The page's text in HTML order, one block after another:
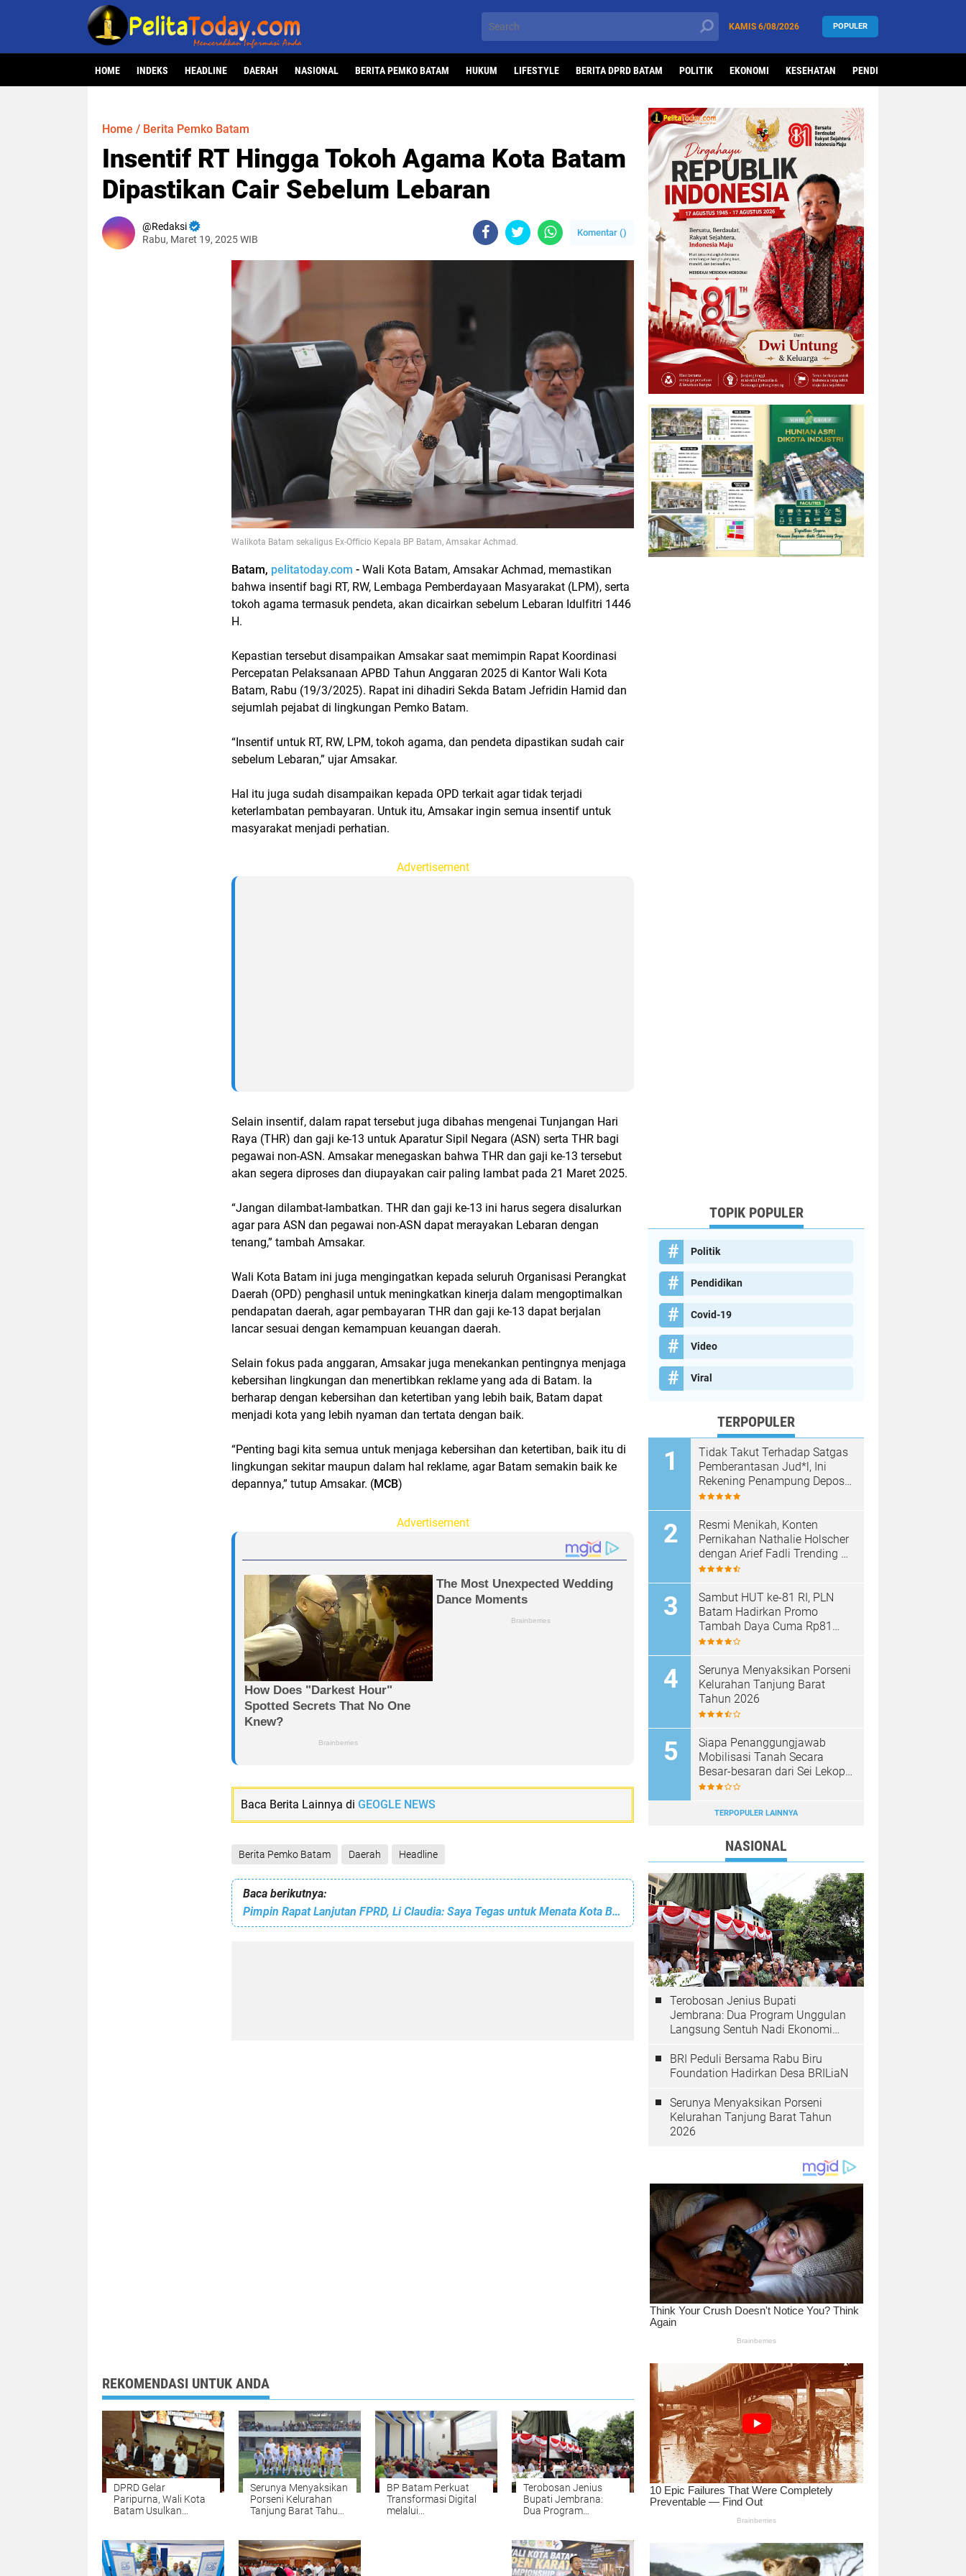
KAMIS 6/08/2026 POPULER
HOME INDEKS HEADLINE DAERAH NASIONAL BERITA PEMKO BATAM HUKUM LIFESTYLE BERITA DPRD BATAM POLITIK EKONOMI KESEHATAN PENDIDIKAN
Home / Berita Pemko Batam
Insentif RT Hingga Tokoh Agama Kota Batam
Dipastikan Cair Sebelum Lebaran
Redaksi
Rabu, Maret 19, 2025 WIB
Komentar ()
Walikota Batam sekaligus Ex-Officio Kepala BP Batam, Amsakar Achmad.
Batam, pelitatoday.com - Wali Kota Batam, Amsakar Achmad, memastikan
bahwa insentif bagi RT, RW, Lembaga Pemberdayaan Masyarakat (LPM), serta
tokoh agama termasuk pendeta, akan dicairkan sebelum Lebaran Idulfitri 1446
H.
Kepastian tersebut disampaikan Amsakar saat memimpin Rapat Koordinasi
Percepatan Pelaksanaan APBD Tahun Anggaran 2025 di Kantor Wali Kota
Batam, Rabu (19/3/2025). Rapat ini dihadiri Sekda Batam Jefridin Hamid dan
sejumlah pejabat di lingkungan Pemko Batam.
“Insentif untuk RT, RW, LPM, tokoh agama, dan pendeta dipastikan sudah cair
sebelum Lebaran,” ujar Amsakar.
Hal itu juga sudah disampaikan kepada OPD terkait agar tidak terjadi
keterlambatan pembayaran. Untuk itu, Amsakar ingin semua insentif untuk
masyarakat menjadi perhatian.
Advertisement
Selain insentif, dalam rapat tersebut juga dibahas mengenai Tunjangan Hari
Raya (THR) dan gaji ke-13 untuk Aparatur Sipil Negara (ASN) serta THR bagi
pegawai non-ASN. Amsakar menegaskan bahwa THR dan gaji ke-13 tersebut
akan segera diproses dan diupayakan cair paling lambat pada 21 Maret 2025.
“Jangan dilambat-lambatkan. THR dan gaji ke-13 ini harus segera disalurkan
agar para ASN dan pegawai non-ASN dapat merayakan Lebaran dengan
tenang,” tambah Amsakar.
Wali Kota Batam ini juga mengingatkan kepada seluruh Organisasi Perangkat
Daerah (OPD) penghasil untuk meningkatkan kinerja dalam mengoptimalkan
pendapatan daerah, agar pembayaran THR dan gaji ke-13 dapat berjalan
lancar sesuai dengan kemampuan keuangan daerah.
Selain fokus pada anggaran, Amsakar juga menekankan pentingnya menjaga
kebersihan lingkungan dan menertibkan reklame yang ada di Batam. Ia
berharap dengan kebersihan dan ketertiban yang lebih baik, Batam dapat
menjadi kota yang lebih nyaman dan tertata dengan baik.
“Penting bagi kita semua untuk menjaga kebersihan dan ketertiban, baik itu di
lingkungan sekitar maupun dalam hal reklame, agar Batam semakin baik ke
depannya,” tutup Amsakar. (MCB)
Advertisement
Baca Berita Lainnya di GEOGLE NEWS
Berita Pemko Batam Daerah Headline
Baca berikutnya:
Pimpin Rapat Lanjutan FPRD, Li Claudia: Saya Tegas untuk Menata Kota Batam
REKOMENDASI UNTUK ANDA
DPRD Gelar
Paripurna, Wali Kota
Batam Usulkan
Serunya Menyaksikan
Porseni Kelurahan
Tanjung Barat Tahun
BP Batam Perkuat
Transformasi Digital
melalui
Terobosan Jenius
Bupati Jembrana:
Dua Program
dan Kesehatan
Masyarakat
TOPIK POPULER
Politik
Pendidikan
Covid-19
Video
Viral
TERPOPULER
Tidak Takut Terhadap Satgas
Pemberantasan Jud*l, Ini
Rekening Penampung Deposit
di Situs MENARA4D
Resmi Menikah, Konten
Pernikahan Nathalie Holscher
dengan Arief Fadli Trending di
TikTok, Tembus 75 Juta
Sambut HUT ke-81 RI, PLN
Batam Hadirkan Promo
Tambah Daya Cuma Rp81
Ribu
Serunya Menyaksikan Porseni
Kelurahan Tanjung Barat
Tahun 2026
Siapa Penanggungjawab
Mobilisasi Tanah Secara
Besar-besaran dari Sei Lekop
ke Marina Sekupang Batam?
TERPOPULER LAINNYA
NASIONAL
Terobosan Jenius Bupati
Jembrana: Dua Program Unggulan
Langsung Sentuh Nadi Ekonomi
BRI Peduli Bersama Rabu Biru
Foundation Hadirkan Desa BRILiaN
Serunya Menyaksikan Porseni
Kelurahan Tanjung Barat Tahun
2026